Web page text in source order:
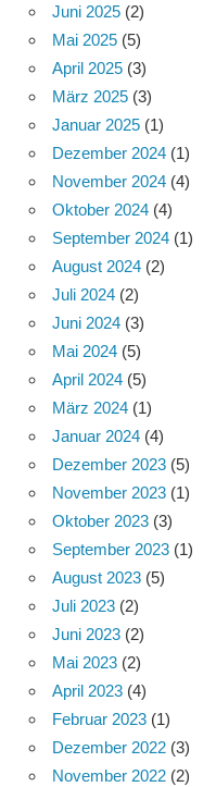
Juni 2025 (2)
Mai 2025 (5)
April 2025 (3)
März 2025 (3)
Januar 2025 (1)
Dezember 2024 (1)
November 2024 (4)
Oktober 2024 (4)
September 2024 (1)
August 2024 (2)
Juli 2024 (2)
Juni 2024 (3)
Mai 2024 (5)
April 2024 (5)
März 2024 (1)
Januar 2024 (4)
Dezember 2023 (5)
November 2023 (1)
Oktober 2023 (3)
September 2023 (1)
August 2023 (5)
Juli 2023 (2)
Juni 2023 (2)
Mai 2023 (2)
April 2023 (4)
Februar 2023 (1)
Dezember 2022 (3)
November 2022 (2)